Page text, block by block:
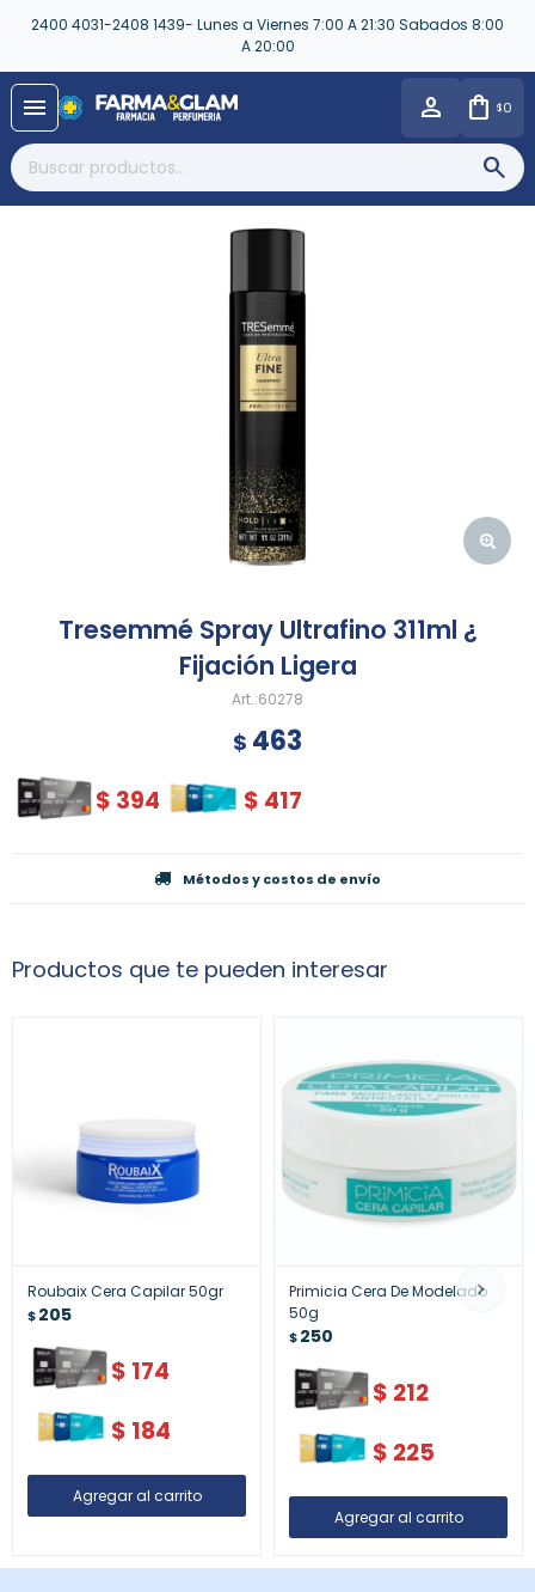
2400 4031-2408 1439- Lunes a Viernes 7:00 A 21:30 Sabados 8:00
A 20:00
menu $0
Tresemmé Spray Ultrafino 311ml ¿
Fijación Ligera
60278
$ 463
$ 394 $ 417
Métodos y costos de envío
Productos que te pueden interesar
Roubaix Cera Capilar 50gr
$205
$ 174
$ 184
Primicia Cera De Modelado
50g
$250
$ 212
$ 225